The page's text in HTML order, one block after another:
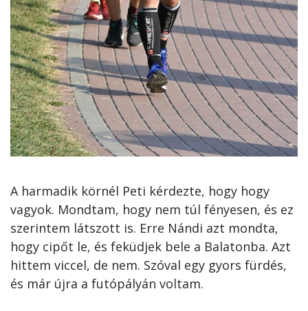
A harmadik körnél Peti kérdezte, hogy hogy
vagyok. Mondtam, hogy nem túl fényesen, és ez
szerintem látszott is. Erre Nándi azt mondta,
hogy cipőt le, és feküdjek bele a Balatonba. Azt
hittem viccel, de nem. Szóval egy gyors fürdés,
és már újra a futópályán voltam.